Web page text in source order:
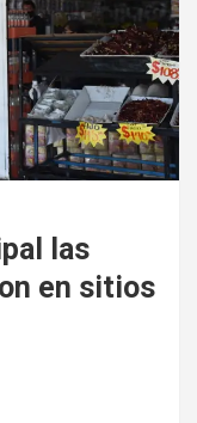
las
en sitios